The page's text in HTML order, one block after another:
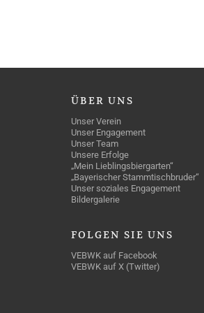
ÜBER UNS
Unser Verein
Unser Engagement
Unser Team
Unsere Erfolge
„Mein Lieblingsbiergarten“
„Bayerischer Stammtischbruder“
Unser soziales Engagement
Bildergalerie
FOLGEN SIE UNS
VEBWK auf Facebook
VEBWK auf X (Twitter)